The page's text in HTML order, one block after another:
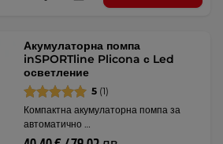
Акумулаторна помпа
inSPORTline Plicona с Led
осветление
5 (1)
Компактна акумулаторна помпа за
автоматично …